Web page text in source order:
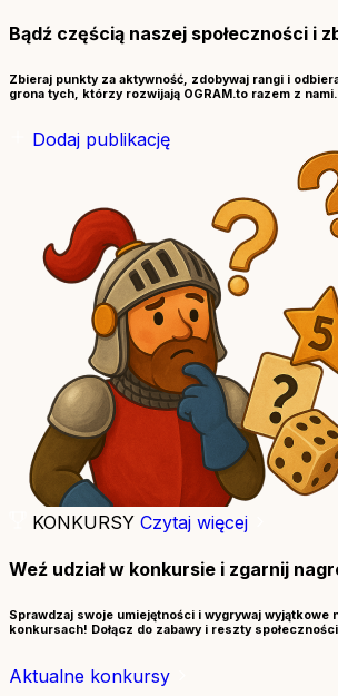
Bądź częścią naszej społeczności i
Zbieraj punkty za aktywność, zdobywaj rangi i
grona tych, którzy rozwijają OGRAM.to razem z nami.
Dodaj publikację
KONKURSY Czytaj więcej
Weź udział w konkursie i zgarnij
Sprawdzaj swoje umiejętności i wygrywaj wyjątkowe
konkursach! Dołącz do zabawy i reszty
Aktualne konkursy